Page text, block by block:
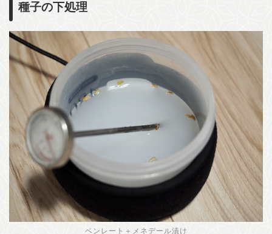
種子の下処理
ベンレート＋メネデール漬け